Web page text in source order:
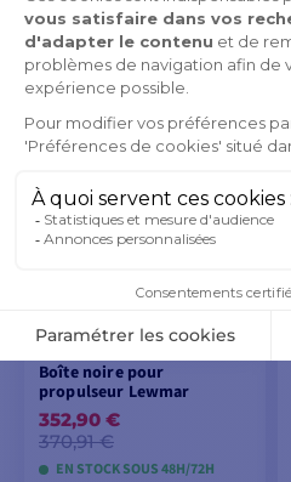
19,90 €
20,41 €
EN COURS DE
RÉAPPROVISIONNEMENT
AJOUTER AU
Boîte noire pour
propulseur Lewmar
352,90 €
370,91 €
EN STOCK SOUS 48H/72H